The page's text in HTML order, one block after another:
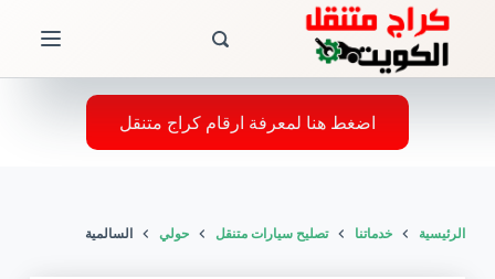
اضغط هنا لمعرفة ارقام كراج متنقل
الرئيسية خدماتنا تصليح سيارات متنقل حولي السالمية